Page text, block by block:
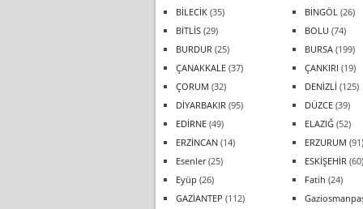
BİLECİK (35) BİNGÖL (26)
BİTLİS (29) BOLU (74)
BURDUR (25) BURSA (199)
ÇANAKKALE (37) ÇANKIRI (19)
ÇORUM (32) DENİZLİ (125)
DİYARBAKIR (95) DÜZCE (39)
EDİRNE (49) ELAZIĞ (52)
ERZİNCAN (14) ERZURUM (91)
Esenler(25) ESKİŞEHİR (60)
Eyüp (26) Fatih (24)
GAZİANTEP (112)